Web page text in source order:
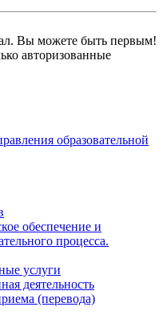
Вы можете быть первым!
авторизованные
образовательной
обеспечение и
процесса.
услуги
деятельность
(перевода)